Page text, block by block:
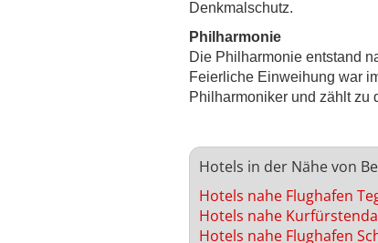
Denkmalschutz.
Philharmonie
Die Philharmonie entstand
Feierliche Einweihung war
Philharmoniker und zählt zu
Hotels in der Nähe von
Hotels nahe Flughafen
Hotels nahe
Hotels nahe Flughafen